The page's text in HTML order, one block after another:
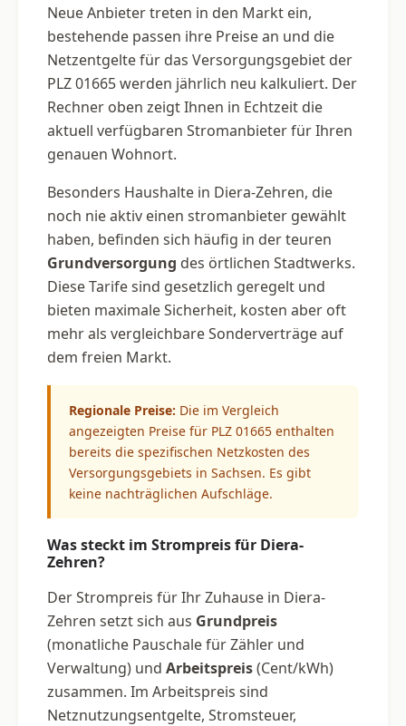
Neue Anbieter treten in den Markt ein,
bestehende passen ihre Preise an und die
Netzentgelte für das Versorgungsgebiet der
PLZ 01665 werden jährlich neu kalkuliert. Der
Rechner oben zeigt Ihnen in Echtzeit die
aktuell verfügbaren Stromanbieter für Ihren
genauen Wohnort.
Besonders Haushalte in Diera-Zehren, die
noch nie aktiv einen stromanbieter gewählt
haben, befinden sich häufig in der teuren
Grundversorgung des örtlichen Stadtwerks.
Diese Tarife sind gesetzlich geregelt und
bieten maximale Sicherheit, kosten aber oft
mehr als vergleichbare Sonderverträge auf
dem freien Markt.
Regionale Preise: Die im Vergleich
angezeigten Preise für PLZ 01665 enthalten
bereits die spezifischen Netzkosten des
Versorgungsgebiets in Sachsen. Es gibt
keine nachträglichen Aufschläge.
Was steckt im Strompreis für Diera-
Zehren?
Der Strompreis für Ihr Zuhause in Diera-
Zehren setzt sich aus Grundpreis
(monatliche Pauschale für Zähler und
Verwaltung) und Arbeitspreis(Cent/kWh)
zusammen. Im Arbeitspreis sind
Netznutzungsentgelte, Stromsteuer,